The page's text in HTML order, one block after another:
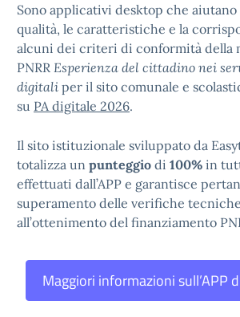
Sono applicativi desktop che aiutano
qualità, le caratteristiche e la
alcuni dei criteri di conformità della
PNRR Esperienza del cittadino nei
digitali per il sito comunale e
su PA digitale 2026.
Il sito istituzionale sviluppato da
totalizza un punteggio di 100% in
effettuati dall’APP e garantisce
superamento delle verifiche
all’ottenimento del finanziamento
Maggiori informazioni sull’APP